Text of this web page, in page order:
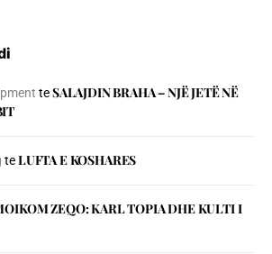
teSALAJDIN BRAHA – NJЁ JETЁ NЁ
teLUFTA E KOSHARES
ZEQO: KARL TOPIA DHE KULTI I